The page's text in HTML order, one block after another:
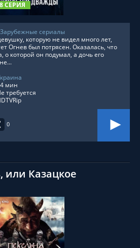
8 СЕРИЯ
Зарубежные сериалы
0
которую не видел много лет,
Огнев был потрясен. Оказалась, что
о которой он подумал, а дочь его
мин
требуется
или Казацкое